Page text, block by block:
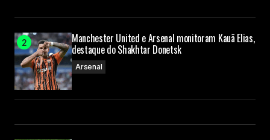
Manchester United e Arsenal monitoram Kauã Elias,
destaque do Shakhtar Donetsk
Arsenal